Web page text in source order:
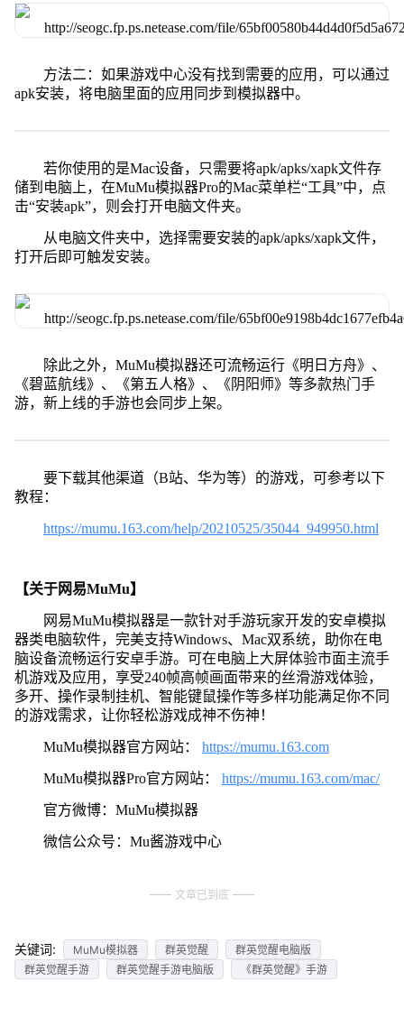
方法二：如果游戏中心没有找到需要的应用，可以通过
apk安装，将电脑里面的应用同步到模拟器中。
若你使用的是Mac设备，只需要将apk/apks/xapk文件存
储到电脑上，在MuMu模拟器Pro的Mac菜单栏“工具”中，点
击“安装apk”，则会打开电脑文件夹。
从电脑文件夹中，选择需要安装的apk/apks/xapk文件，
打开后即可触发安装。
除此之外，MuMu模拟器还可流畅运行《明日方舟》、
《碧蓝航线》、《第五人格》、《阴阳师》等多款热门手
游，新上线的手游也会同步上架。
要下载其他渠道（B站、华为等）的游戏，可参考以下
教程：
https://mumu.163.com/help/20210525/35044_949950.html
【关于网易MuMu】
网易MuMu模拟器是一款针对手游玩家开发的安卓模拟
器类电脑软件，完美支持Windows、Mac双系统，助你在电
脑设备流畅运行安卓手游。可在电脑上大屏体验市面主流手
机游戏及应用，享受240帧高帧画面带来的丝滑游戏体验，
多开、操作录制挂机、智能键鼠操作等多样功能满足你不同
的游戏需求，让你轻松游戏成神不伤神！
MuMu模拟器官方网站： https://mumu.163.com
MuMu模拟器Pro官方网站： https://mumu.163.com/mac/
官方微博：MuMu模拟器
微信公众号：Mu酱游戏中心
文章已到底
关键词: MuMu模拟器 群英觉醒
群英觉醒电脑版
群英觉醒手游
群英觉醒手游电脑版 《群英觉醒》手游